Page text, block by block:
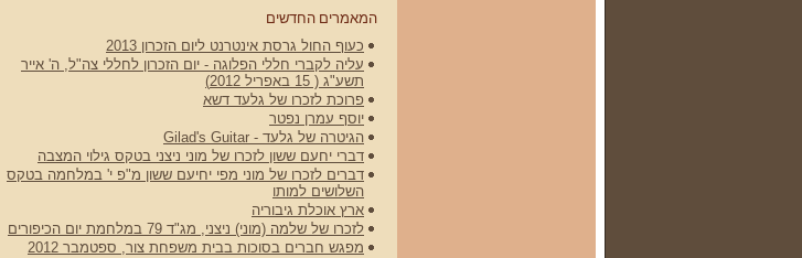
המאמרים החדשים
כעוף החול גרסת אינטרנט ליום הזכרון 2013
עליה לקברי חללי הפלוגה - יום הזכרון לחללי צה"ל, ה' אייר
תשע"ג ( 15 באפריל 2012)
פרוכת לזכרו של גלעד דשא
יוסף עמרן נפטר
הגיטרה של גלעד - Gilad's Guitar
דברי יחעם ששון לזכרו של מוני ניצני בטקס גילוי המצבה
דברים לזכרו של מוני מפי יחיעם ששון מ"פ י' במלחמה בטקס
השלושים למותו
ארץ אוכלת גיבוריה
לזכרו של שלמה (מוני) ניצני, מג"ד 79 במלחמת יום הכיפורים
מפגש חברים בסוכות בבית משפחת צור, ספטמבר 2012